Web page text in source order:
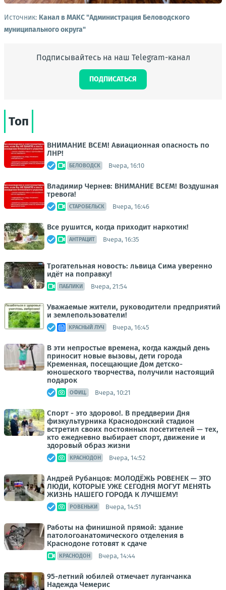
Источник: Канал в МАКС "Администрация Беловодского
муниципального округа"
Подписывайтесь на наш Telegram-канал
ПОДПИСАТЬСЯ
Топ
ВНИМАНИЕ ВСЕМ! Авиационная опасность по
ЛНР!
БЕЛОВОДСК Вчера, 16:10
Владимир Чернев: ВНИМАНИЕ ВСЕМ! Воздушная
тревога!
СТАРОБЕЛЬСК Вчера, 16:46
Все рушится, когда приходит наркотик!
АНТРАЦИТ Вчера, 16:35
Трогательная новость: львица Сима уверенно
идёт на поправку!
ПАБЛИКИ Вчера, 21:54
Уважаемые жители, руководители предприятий
и землепользователи!
КРАСНЫЙ ЛУЧ Вчера, 16:45
В эти непростые времена, когда каждый день
приносит новые вызовы, дети города
Кременная, посещающие Дом детско-
юношеского творчества, получили настоящий
подарок
ОФИЦ. Вчера, 10:21
Спорт - это здорово!. В преддверии Дня
физкультурника Краснодонский стадион
встретил своих постоянных посетителей — тех,
кто ежедневно выбирает спорт, движение и
здоровый образ жизни
КРАСНОДОН Вчера, 14:52
Андрей Рубанцов: МОЛОДЁЖЬ РОВЕНЕК — ЭТО
ЛЮДИ, КОТОРЫЕ УЖЕ СЕГОДНЯ МОГУТ МЕНЯТЬ
ЖИЗНЬ НАШЕГО ГОРОДА К ЛУЧШЕМУ!
РОВЕНЬКИ Вчера, 14:51
Работы на финишной прямой: здание
патологоанатомического отделения в
Краснодоне готовят к сдаче
КРАСНОДОН Вчера, 14:44
95-летний юбилей отмечает луганчанка
Надежда Чемерис